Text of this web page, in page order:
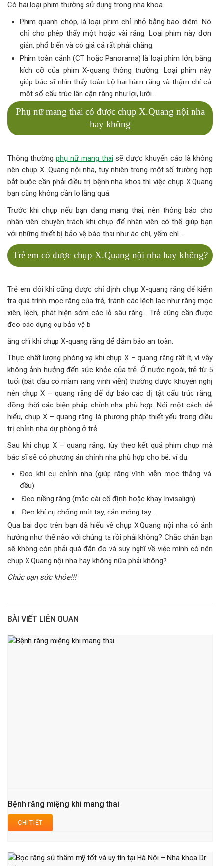
Có hai loại phim thường sử dụng trong nha khoa.
Phim quanh chóp, là loại phim chỉ nhỏ bằng bao diêm. Nó
chỉ cho phép thấy một hoặc vài răng. Loại phim này đơn
giản, phổ biến và có giá cả rất phải chăng.
Phim toàn cảnh (CT hoặc Panorama) là loại phim lớn, bằng
kích cỡ của phim X-quang thông thường. Loại phim này
giúp bác sĩ nhìn thấy toàn bộ hai hàm răng và thậm chí cả
một số cấu trúc lân cận răng như lợi, lưỡi…
Phụ nữ mang thai có được chụp X.Quang nội nha
hay không
Thông thường phụ nữ mang thai sẽ được khuyến cáo là không
nên chụp X. Quang nội nha, tuy nhiên trong một số trường hợp
bắt buộc cần phải điều trị bệnh nha khoa thì việc chụp X.Quang
bạn cũng không cần lo lắng quá.
Trước khi chụp nếu bạn đang mang thai, nên thông báo cho
nhân viên chuyên trách khi chụp để nhân viên có thể giúp bạn
với những thiết bị bảo vệ bào thai như áo chì, yếm chì…
Trẻ em có được chụp X.Quang nội nha hay không?
Trẻ em đôi khi cũng được chỉ định chụp X-quang răng để kiểm
tra quá trình mọc răng của trẻ, tránh các lệch lạc như răng mọc
xiên, lệch, phát hiện sớm các lỗ sâu răng… Trẻ cũng cần được
đeo các dụng cụ bảo vệ b
ằng chì khi chụp X-quang răng để đảm bảo an toàn.
Thực chất lượng phóng xạ khi chụp X – quang răng rất ít, vì vậy
không ảnh hưởng đến sức khỏe của trẻ. Ở nước ngoài, trẻ từ 5
tuổi (bắt đầu có mầm răng vĩnh viễn) thường được khuyến nghị
nên chụp X – quang răng để dự báo các dị tật cấu trúc răng,
đồng thời các biện pháp chỉnh nha phù hợp. Nói một cách dễ
hiểu, chụp X – quang răng là phương pháp thiết yếu trong điều
trị chỉnh nha dự phòng ở trẻ.
Sau khi chụp X – quang răng, tùy theo kết quả phim chụp mà
bác sĩ sẽ có phương án chỉnh nha phù hợp cho bé, ví dụ:
Đeo khí cụ chỉnh nha (giúp răng vĩnh viễn mọc thẳng và
đều)
Đeo niềng răng (mắc cài cố định hoặc khay Invisalign)
Đeo khí cụ chống mút tay, cắn móng tay…
Qua bài đọc trên bạn đã hiểu về chụp X.Quang nội nha có ảnh
hưởng như thế nào với chúng ta rồi phải không? Chắc chắn bạn
sẽ không còn phải quá đắn đo và suy nghĩ về việc mình có nên
chụp X.Quang nội nha hay không nữa phải không?
Chúc bạn sức khỏe!!!
BÀI VIẾT LIÊN QUAN
Bệnh răng miệng khi mang thai
CHI TIẾT